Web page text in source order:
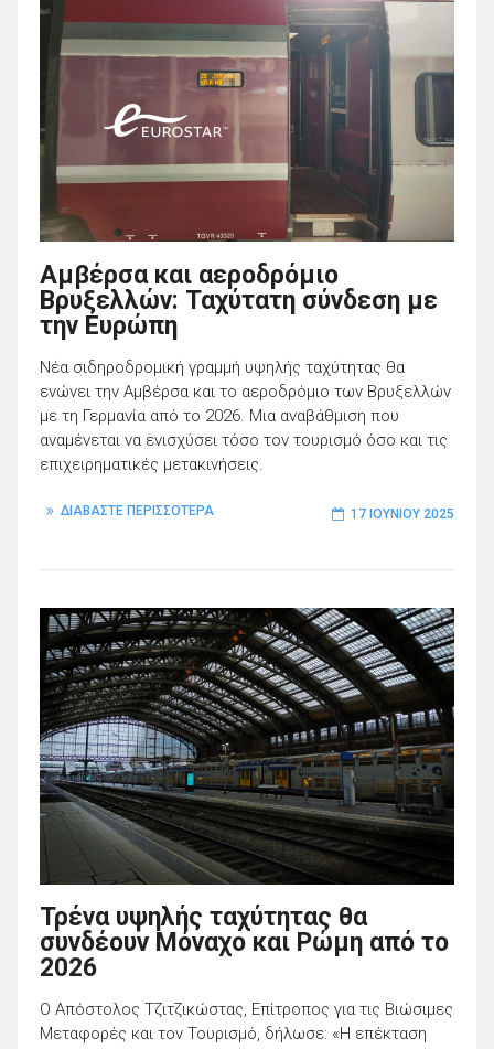
Αμβέρσα και αεροδρόμιο
Βρυξελλών: Ταχύτατη σύνδεση με
την Ευρώπη
Νέα σιδηροδρομική γραμμή υψηλής ταχύτητας θα
ενώνει την Αμβέρσα και το αεροδρόμιο των Βρυξελλών
με τη Γερμανία από το 2026. Μια αναβάθμιση που
αναμένεται να ενισχύσει τόσο τον τουρισμό όσο και τις
επιχειρηματικές μετακινήσεις.
ΔΙΑΒΑΣΤΕ ΠΕΡΙΣΣΟΤΕΡΑ 17 ΙΟΥΝΊΟΥ 2025
Τρένα υψηλής ταχύτητας θα
συνδέουν Μόναχο και Ρώμη από το
2026
Ο Απόστολος Τζιτζικώστας, Επίτροπος για τις Βιώσιμες
Μεταφορές και τον Τουρισμό, δήλωσε: «Η επέκταση